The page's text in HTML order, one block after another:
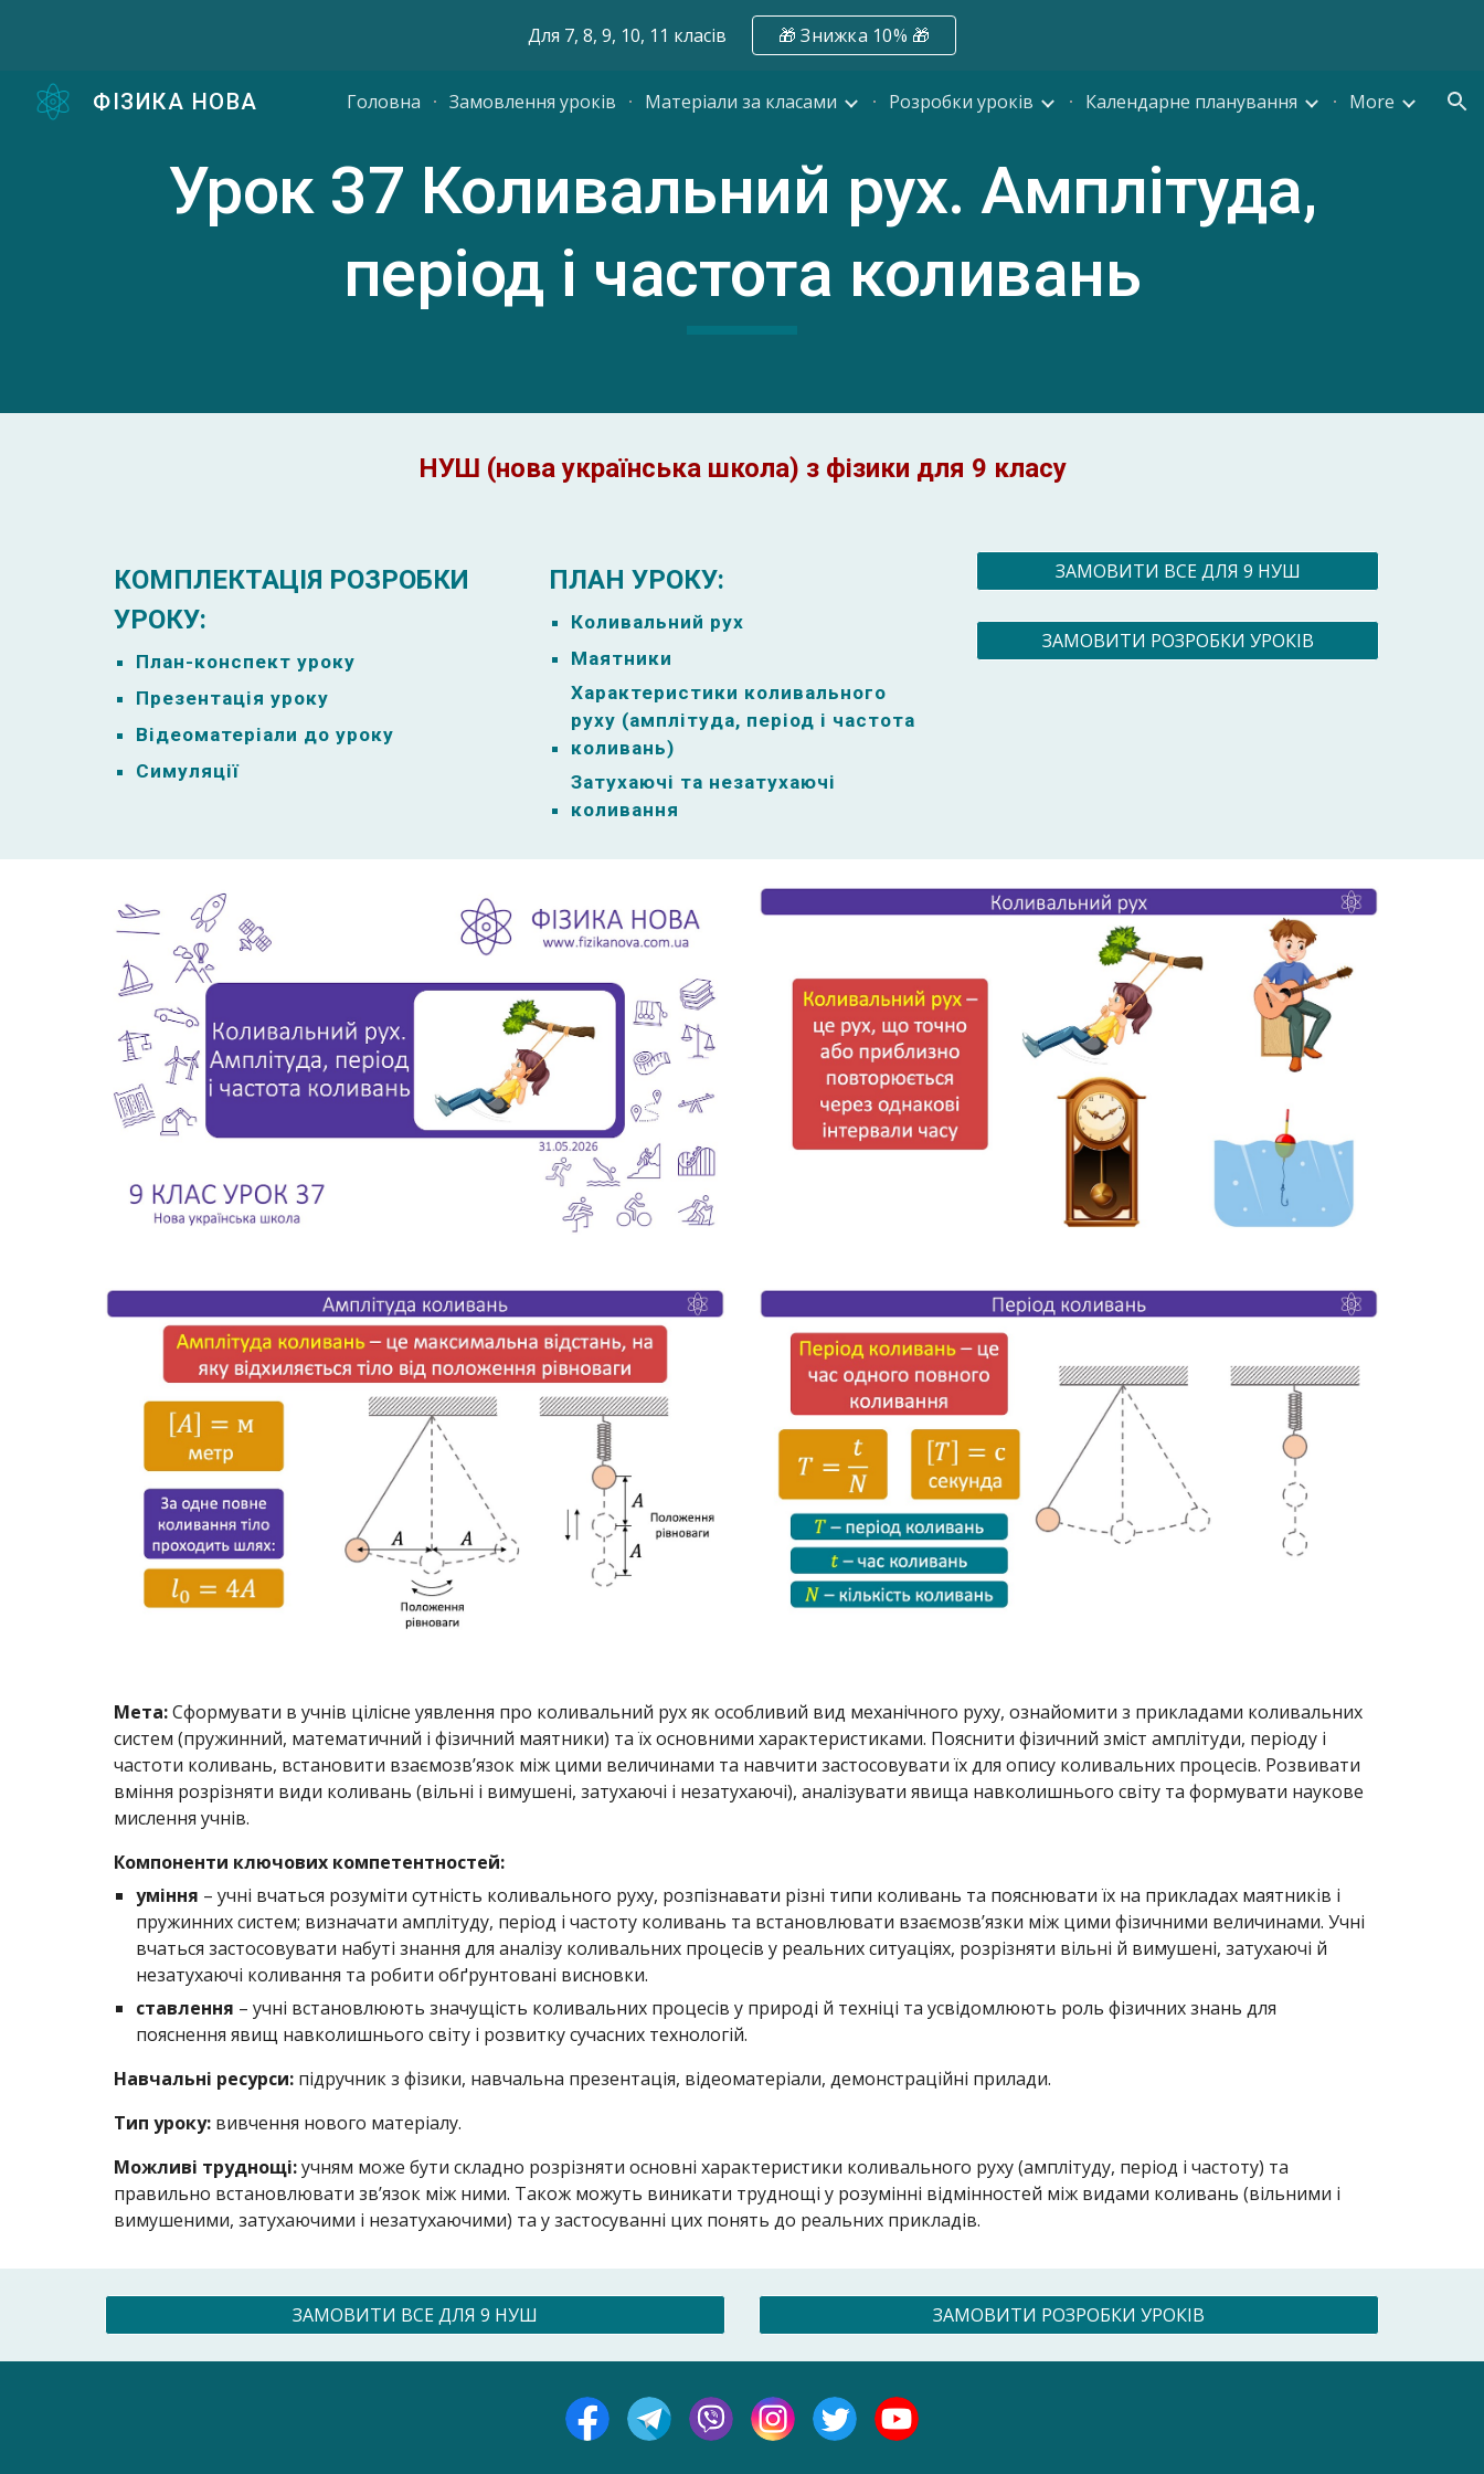
Skip to main content Skip to navigation
Для 7, 8, 9, 10, 11 класів 🎁 Знижка 10% 🎁
ФІЗИКА НОВА Головна Замовлення уроків Матеріали за класами Розробки уроків Календарне планування More
Урок 37 Коливальний рух. Амплітуда,
період і частота коливань
НУШ (нова українська школа) з фізики для 9 класу
КОМПЛЕКТАЦІЯ РОЗРОБКИ
УРОКУ:
План-конспект уроку
Презентація уроку
Відеоматеріали до уроку
Симуляції
ПЛАН УРОКУ:
Коливальний рух
Маятники
Характеристики коливального
руху (амплітуда, період і частота
коливань)
Затухаючі та незатухаючі
коливання
ЗАМОВИТИ ВСЕ ДЛЯ 9 НУШ
ЗАМОВИТИ РОЗРОБКИ УРОКІВ
Мета:Сформувати в учнів цілісне уявлення про коливальний рух як особливий вид механічного руху, ознайомити з прикладами коливальних
систем (пружинний, математичний і фізичний маятники) та їх основними характеристиками. Пояснити фізичний зміст амплітуди, періоду і
частоти коливань, встановити взаємозв’язок між цими величинами та навчити застосовувати їх для опису коливальних процесів. Розвивати
вміння розрізняти види коливань (вільні і вимушені, затухаючі і незатухаючі), аналізувати явища навколишнього світу та формувати наукове
мислення учнів.
Компоненти ключових компетентностей:
уміння – учні вчаться розуміти сутність коливального руху, розпізнавати різні типи коливань та пояснювати їх на прикладах маятників і
пружинних систем; визначати амплітуду, період і частоту коливань та встановлювати взаємозв’язки між цими фізичними величинами. Учні
вчаться застосовувати набуті знання для аналізу коливальних процесів у реальних ситуаціях, розрізняти вільні й вимушені, затухаючі й
незатухаючі коливання та робити обґрунтовані висновки.
ставлення – учні встановлюють значущість коливальних процесів у природі й техніці та усвідомлюють роль фізичних знань для
пояснення явищ навколишнього світу і розвитку сучасних технологій.
Навчальні ресурси:підручник з фізики, навчальна презентація, відеоматеріали, демонстраційні прилади.
Тип уроку: вивчення нового матеріалу.
Можливі труднощі:учням може бути складно розрізняти основні характеристики коливального руху (амплітуду, період і частоту) та
правильно встановлювати зв’язок між ними. Також можуть виникати труднощі у розумінні відмінностей між видами коливань (вільними і
вимушеними, затухаючими і незатухаючими) та у застосуванні цих понять до реальних прикладів.
ЗАМОВИТИ ВСЕ ДЛЯ 9 НУШ ЗАМОВИТИ РОЗРОБКИ УРОКІВ